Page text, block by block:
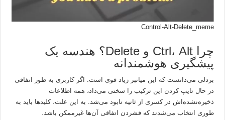
Control-Alt-Delete_meme
چرا Ctrl، Alt و Delete؟ هندسه یک
پیشگیری هوشمندانه
بردلی می‌دانست که این میانبر زیاد قوی است. اگر کاربری به طور اتفاقی
در حال تایپ کردن این ترکیب را سختی می‌داد، همه اطلاعات
ذخیره‌نشده‌اش در کسری از ثانیه نابود می‌شد. به این علت، کلیدها باید به
طوری انتخاب می‌شدند که فشردن اتفاقی آن‌ها غیرممکن باشد.